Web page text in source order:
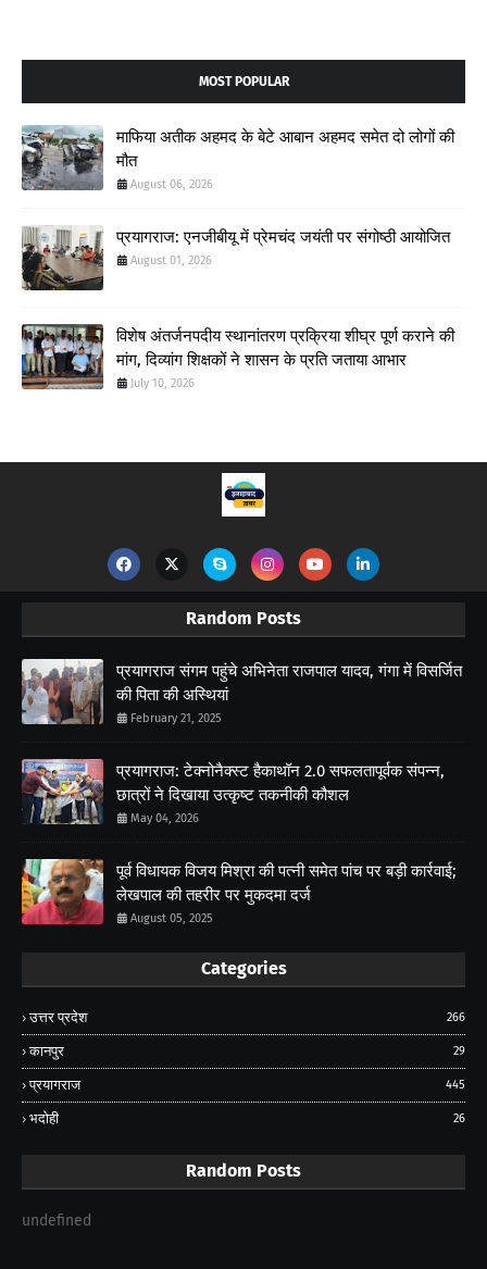
MOST POPULAR
माफिया अतीक अहमद के बेटे आबान अहमद समेत दो लोगों की
मौत
August 06, 2026
प्रयागराज: एनजीबीयू में प्रेमचंद जयंती पर संगोष्ठी आयोजित
August 01, 2026
विशेष अंतर्जनपदीय स्थानांतरण प्रक्रिया शीघ्र पूर्ण कराने की
मांग, दिव्यांग शिक्षकों ने शासन के प्रति जताया आभार
July 10, 2026
Random Posts
प्रयागराज संगम पहुंचे अभिनेता राजपाल यादव, गंगा में विसर्जित
की पिता की अस्थियां
February 21, 2025
प्रयागराज: टेक्नोनैक्स्ट हैकाथॉन 2.0 सफलतापूर्वक संपन्न,
छात्रों ने दिखाया उत्कृष्ट तकनीकी कौशल
May 04, 2026
पूर्व विधायक विजय मिश्रा की पत्नी समेत पांच पर बड़ी कार्रवाई;
लेखपाल की तहरीर पर मुकदमा दर्ज
August 05, 2025
Categories
उत्तर प्रदेश 266
कानपुर 29
प्रयागराज 445
भदोही 26
Random Posts
undefined